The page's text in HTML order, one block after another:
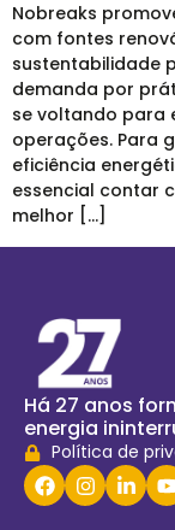
Nobreaks
com fontes
sustentabilidade
demanda por
se voltando para
operações. Para
eficiência
essencial contar
melhor […]
Há 27 anos
energia
Política de